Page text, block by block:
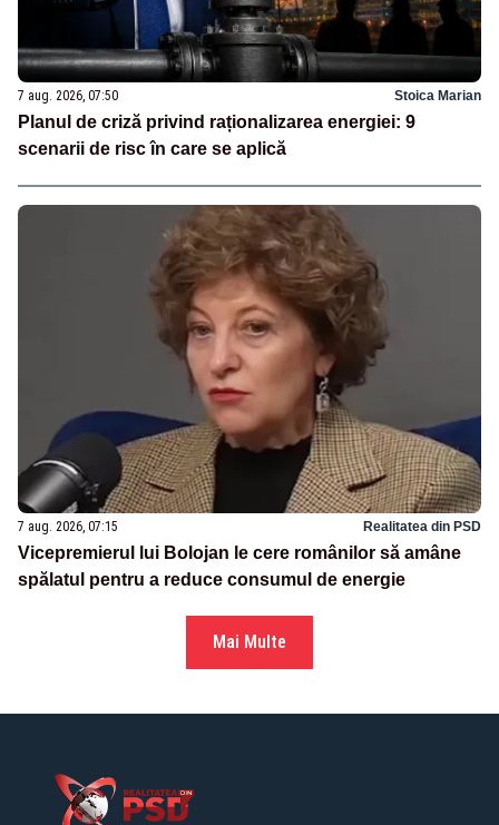
7 aug. 2026, 07:50 Stoica Marian
Planul de criză privind raționalizarea energiei: 9
scenarii de risc în care se aplică
7 aug. 2026, 07:15 Realitatea din PSD
Vicepremierul lui Bolojan le cere românilor să amâne
spălatul pentru a reduce consumul de energie
Mai Multe